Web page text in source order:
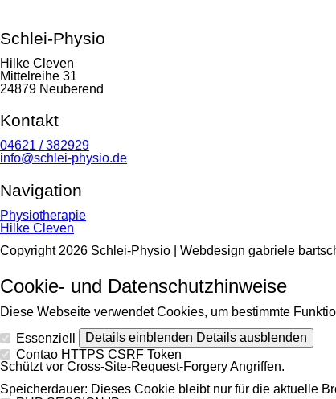
Schlei-Physio
Hilke Cleven
Mittelreihe 31
24879 Neuberend
Kontakt
04621 / 382929
info@schlei-physio.de
Navigation
Navigation
überspringen
Physiotherapie
Hilke Cleven
Copyright 2026 Schlei-Physio | Webdesign gabriele
Cookie- und Datenschutzhinweise
Diese Webseite verwendet Cookies, um bestimmte
Essenziell
Details einblenden Details ausblenden
Contao HTTPS CSRF Token
Schützt vor Cross-Site-Request-Forgery Angriffen.
Speicherdauer: Dieses Cookie bleibt nur für die aktuelle